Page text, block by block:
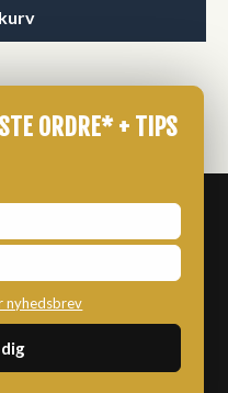
ORDRE* + TIPS
nyhedsbrev